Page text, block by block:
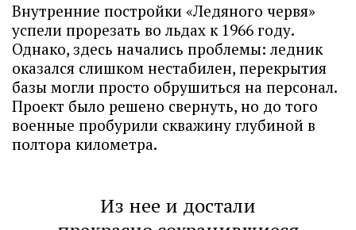
Внутренние постройки «Ледяного червя»
успели прорезать во льдах к 1966 году.
Однако, здесь начались проблемы: ледник
оказался слишком нестабилен, перекрытия
базы могли просто обрушиться на персонал.
Проект было решено свернуть, но до того
военные пробурили скважину глубиной в
полтора километра.
Из нее и достали